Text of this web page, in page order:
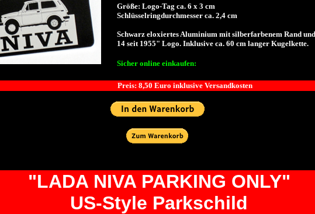
Größe: Logo-Tag ca. 6 x 3 cm
Schlüsselringdurchmesser ca. 2,4 cm
Schwarz eloxiertes Aluminium mit silberfarbenem Rand
14 seit 1955" Logo. Inklusive ca. 60 cm langer Kugelkette.
Sicher online einkaufen:
Preis: 8,50 Euro inklusive Versandkosten
"LADA NIVA PARKING ONLY"
US-Style Parkschild